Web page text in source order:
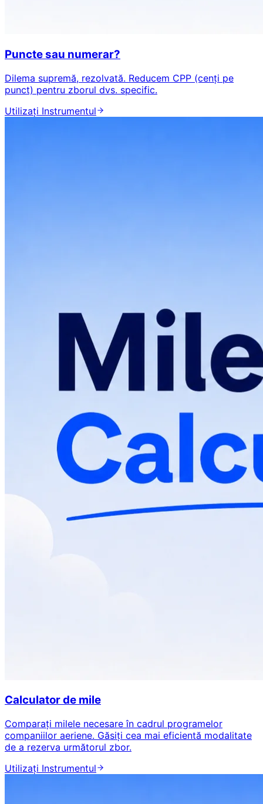
Puncte sau numerar?
Dilema supremă, rezolvată. Reducem CPP (cenți pe
punct) pentru zborul dvs. specific.
Utilizați Instrumentul
Calculator de mile
Comparați milele necesare în cadrul programelor
companiilor aeriene. Găsiți cea mai eficientă modalitate
de a rezerva următorul zbor.
Utilizați Instrumentul